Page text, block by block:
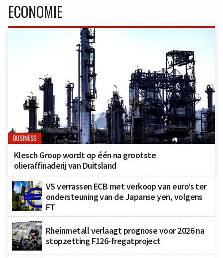
ECONOMIE
BUSINESS
Klesch Group wordt op één na grootste
olieraffinaderij van Duitsland
VS verrassen ECB met verkoop van euro’s ter
ondersteuning van de Japanse yen, volgens
FT
Rheinmetall verlaagt prognose voor 2026 na
stopzetting F126-fregatproject